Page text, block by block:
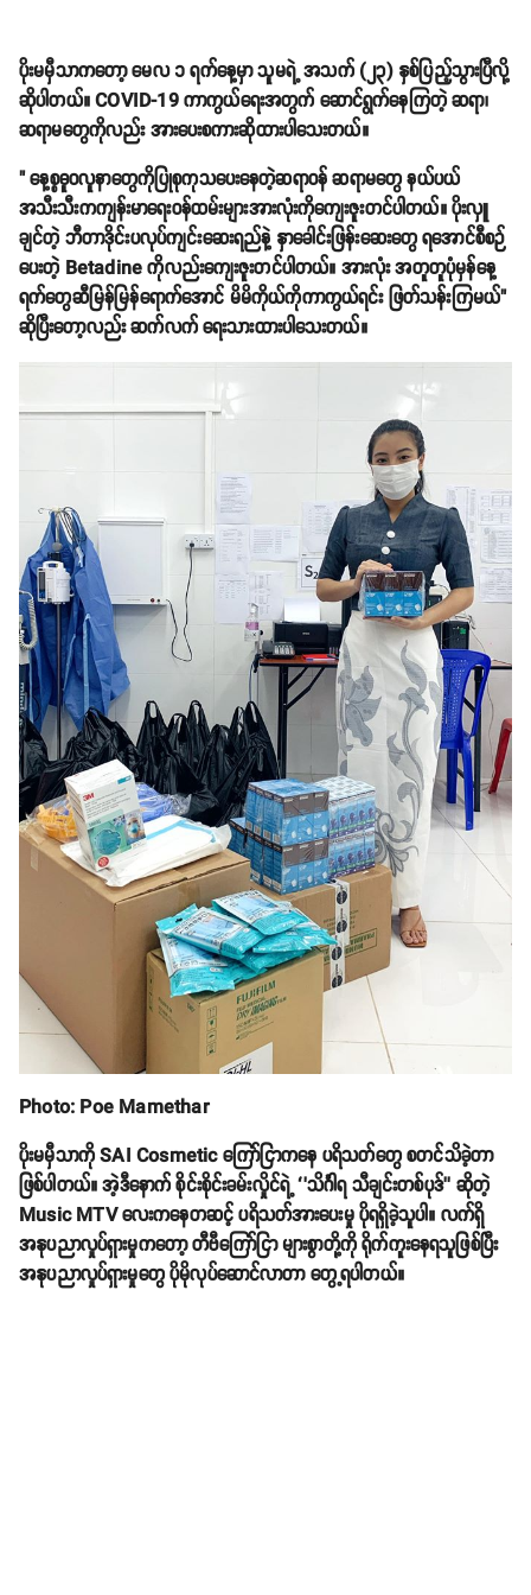
ပိုးမမှီသာကတော့ မေလ ၁ ရက်နေ့မှာ သူမရဲ့ အသက် (၂၃) နှစ်ပြည့်သွားပြီလို့
ဆိုပါတယ်။ COVID-19 ကာကွယ်ရေးအတွက် ဆောင်ရွက်နေကြတဲ့ ဆရာ၊
ဆရာမတွေကိုလည်း အားပေးစကားဆိုထားပါသေးတယ်။
" နေ့စ္စဓူဝလူနာတွေကိုပြုစုကုသပေးနေတဲ့ဆရာဝန် ဆရာမတွေ နယ်ပယ်
အသီးသီးကကျန်းမာရေးဝန်ထမ်းများအားလုံးကိုကျေးဇူးတင်ပါတယ်။ ပိုးလှူ
ချင်တဲ့ ဘီတာဒိုင်းပလုပ်ကျင်းဆေးရည်နဲ့ နှာခေါင်းဖြန်းဆေးတွေ ရအောင်စီစဉ်
ပေးတဲ့ Betadine ကိုလည်းကျေးဇူးတင်ပါတယ်။ အားလုံး အတူတူပုံမှန်နေ့
ရက်တွေဆီမြန်မြန်ရောက်အောင် မိမိကိုယ်ကိုကာကွယ်ရင်း ဖြတ်သန်းကြမယ်"
ဆိုပြီးတော့လည်း ဆက်လက် ရေးသားထားပါသေးတယ်။
Photo: Poe Mamethar
ပိုးမမှီသာကို SAI Cosmetic ကြော်ငြာကနေ ပရိသတ်တွေ စတင်သိခဲ့တာ
ဖြစ်ပါတယ်။ အဲ့ဒီနောက် စိုင်းစိုင်းခမ်းလှိုင်ရဲ့ ‘’သိင်္ဂါရ သီချင်းတစ်ပုဒ်’’ ဆိုတဲ့
Music MTV လေးကနေတဆင့် ပရိသတ်အားပေးမှု ပိုရရှိခဲ့သူပါ။ လက်ရှိ
အနုပညာလှုပ်ရှားမှုကတော့ တီဗီကြော်ငြာ များစွာတို့ကို ရိုက်ကူးနေရသူဖြစ်ပြီး
အနုပညာလှုပ်ရှားမှုတွေ ပိုမိုလုပ်ဆောင်လာတာ တွေ့ရပါတယ်။